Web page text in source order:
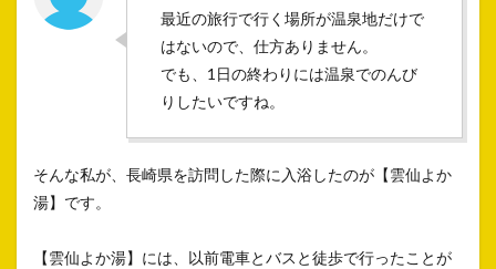
最近の旅行で行く場所が温泉地だけで
はないので、仕方ありません。
でも、1日の終わりには温泉でのんび
りしたいですね。
そんな私が、長崎県を訪問した際に入浴したのが【雲仙よか
湯】です。
【雲仙よか湯】には、以前電車とバスと徒歩で行ったことが